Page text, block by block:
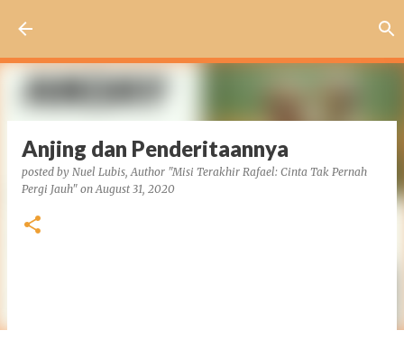
Anjing dan Penderitaannya
posted by Nuel Lubis, Author "Misi Terakhir Rafael: Cinta Tak Pernah
Pergi Jauh" onAugust 31, 2020